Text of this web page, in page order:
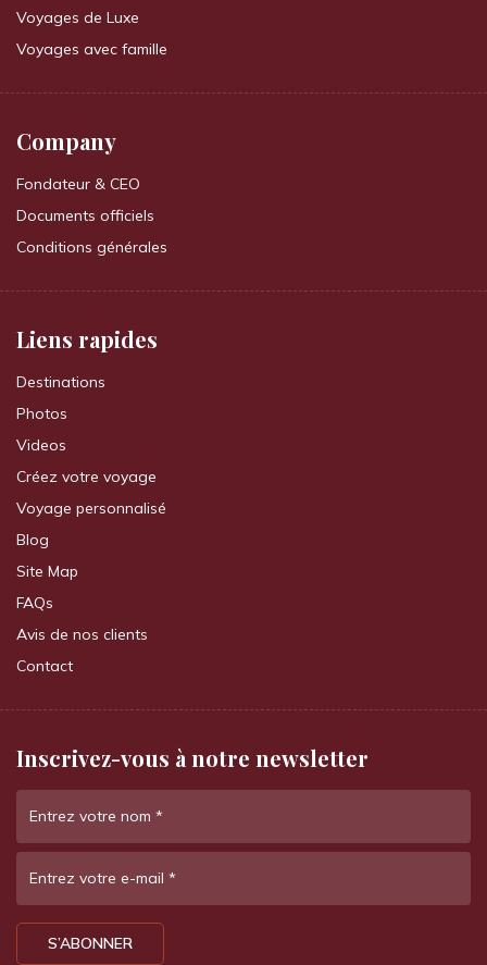
Voyages de Luxe
Voyages avec famille
Company
Fondateur & CEO
Documents officiels
Conditions générales
Liens rapides
Destinations
Photos
Videos
Créez votre voyage
Voyage personnalisé
Blog
Site Map
FAQs
Avis de nos clients
Contact
Inscrivez-vous à notre newsletter
Entrez votre nom *
Entrez votre e-mail *
S’ABONNER